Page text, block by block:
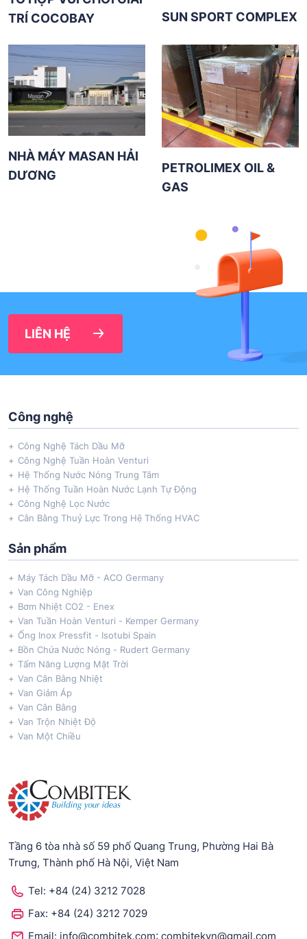
TRÍ COCOBAY
SUN SPORT COMPLEX
NHÀ MÁY MASAN HẢI
DƯƠNG
PETROLIMEX OIL &
GAS
LIÊN HỆ
Công nghệ
Công Nghệ Tách Dầu Mỡ
Công Nghệ Tuần Hoàn Venturi
Hệ Thống Nước Nóng Trung Tâm
Hệ Thống Tuần Hoàn Nước Lạnh Tự Động
Công Nghệ Lọc Nước
Cân Bằng Thuỷ Lực Trong Hệ Thống HVAC
Sản phẩm
Máy Tách Dầu Mỡ - ACO Germany
Van Công Nghiệp
Bơm Nhiệt CO2 - Enex
Van Tuần Hoàn Venturi - Kemper Germany
Ống Inox Pressfit - Isotubi Spain
Bồn Chứa Nước Nóng - Rudert Germany
Tấm Năng Lượng Mặt Trời
Van Cân Bằng Nhiệt
Van Giảm Áp
Van Cân Bằng
Van Trộn Nhiệt Độ
Van Một Chiều
Tầng 6 tòa nhà số 59 phố Quang Trung, Phường Hai Bà
Trưng, Thành phố Hà Nội, Việt Nam
Tel: +84 (24) 3212 7028
Fax: +84 (24) 3212 7029
Email: info@combitek.com; combitekvn@gmail.com